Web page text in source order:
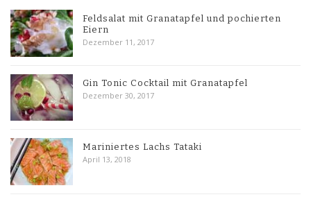
Feldsalat mit Granatapfel und pochierten
Eiern
Dezember 11, 2017
Gin Tonic Cocktail mit Granatapfel
Dezember 30, 2017
Mariniertes Lachs Tataki
April 13, 2018